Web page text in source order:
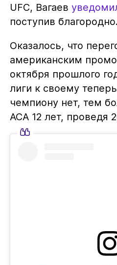
UFC, Вагаев
поступив благородно.
Оказалось, что
американским
октября прошлого
лиги к своему
чемпиону нет, тем
АСА 12 лет, проведя